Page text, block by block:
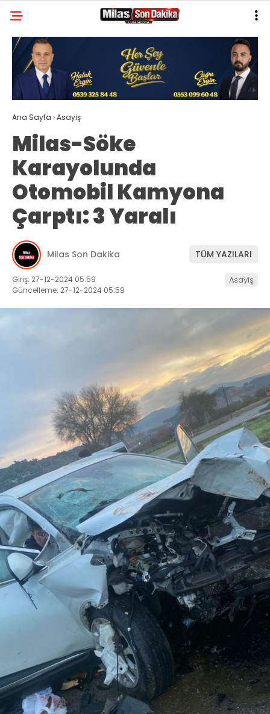
WhatsApp
İhbar Hattı
Facebook
Instagram
Youtube
30.5
GALERİ YAZARLAR
MILAS
MUĞLA’DAN
ASAYIŞ
GÜNDEM
EKONOMI
SPOR
VEFAT
GENEL
İLETIŞIM
Ana Sayfa ›Asayiş
Milas-Söke
Karayolunda
Otomobil Kamyona
Çarptı: 3 Yaralı
Milas Son Dakika TÜM YAZILARI
Giriş: 27-12-2024 05:59
Güncelleme: 27-12-2024 05:59
Asayiş